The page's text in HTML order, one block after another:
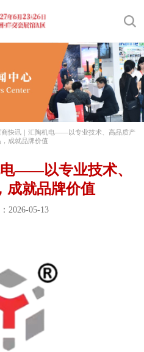
商快讯｜汇陶机电——以专业技术、高品质产
，成就品牌价值
——以专业技术、
成就品牌价值
2026-05-13